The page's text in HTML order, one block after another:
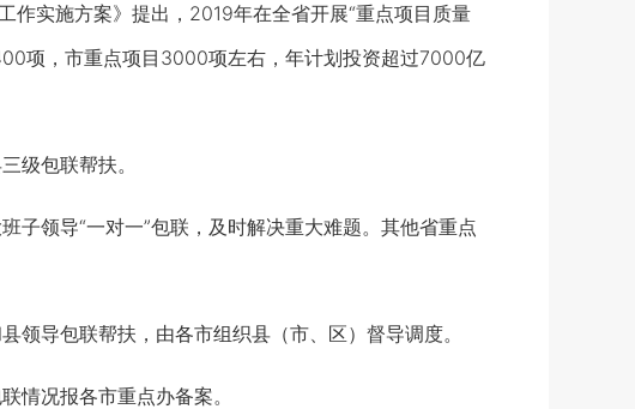
实施方案》提出，2019年在全省开展“重点项目质量
项，市重点项目3000项左右，年计划投资超过7000亿
级包联帮扶。
领导“一对一”包联，及时解决重大难题。其他省重点
导包联帮扶，由各市组织县（市、区）督导调度。
况报各市重点办备案。